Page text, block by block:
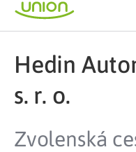
Hedin
s. r. o.
Zvolenská